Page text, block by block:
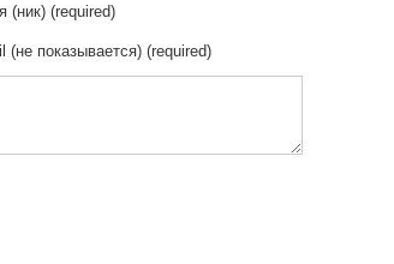
(ник) (required)
(не показывается) (required)